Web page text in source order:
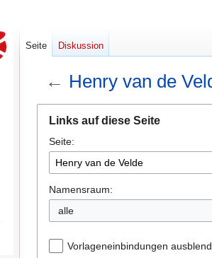
← Henry van de
Navigation
springen
Suche
springen
Links auf diese Seite
Seite:
Namensraum:
alle
Vorlageneinbindungen
Seite Diskussion